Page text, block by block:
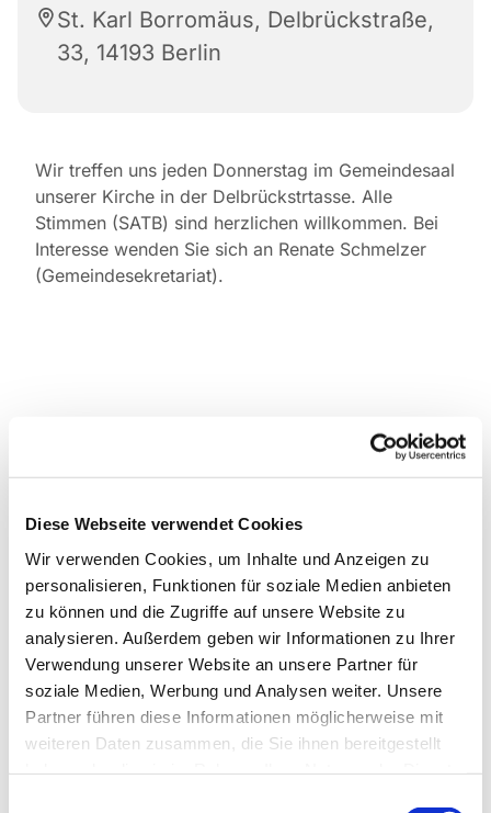
Diese Webseite verwendet Cookies
Wir verwenden Cookies, um Inhalte und Anzeigen zu
personalisieren, Funktionen für soziale Medien anbieten
zu können und die Zugriffe auf unsere Website zu
analysieren. Außerdem geben wir Informationen zu Ihrer
Verwendung unserer Website an unsere Partner für
soziale Medien, Werbung und Analysen weiter. Unsere
Partner führen diese Informationen möglicherweise mit
weiteren Daten zusammen, die Sie ihnen bereitgestellt
St. Karl Borromäus, Delbrückstraße,
33, 14193 Berlin
Wir treffen uns jeden Donnerstag im Gemeindesaal
unserer Kirche in der Delbrückstrtasse. Alle
Stimmen (SATB) sind herzlichen willkommen. Bei
Interesse wenden Sie sich an Renate Schmelzer
(Gemeindesekretariat).